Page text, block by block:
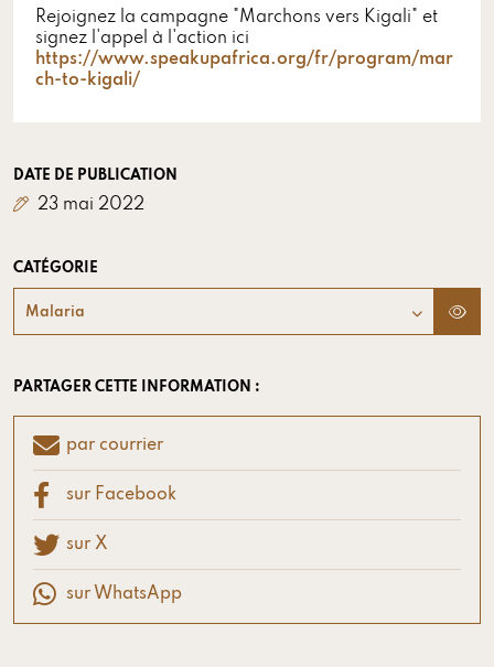
Rejoignez la campagne "Marchons vers Kigali" et
signez l'appel à l'action ici
https://www.speakupafrica.org/fr/program/mar
ch-to-kigali/
DATE DE PUBLICATION
23 mai 2022
CATÉGORIE
Malaria
PARTAGER CETTE INFORMATION :
par courrier
sur Facebook
sur X
sur WhatsApp